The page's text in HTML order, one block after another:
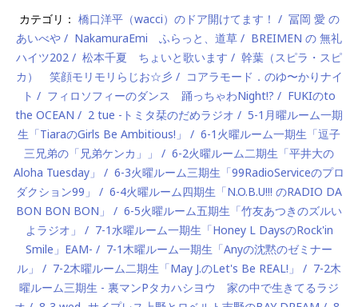
カテゴリ： 橋口洋平（wacci）のドア開けてます！
冨岡 愛 の
あいべや
NakamuraEmi ふらっと、道草
BREIMEN の 無礼
ハイツ202
松本千夏 ちょいと歌います
幹葉（スピラ・スピ
カ） 笑顔モリモリらじお☆彡
コアラモード．のゆ〜かりナイ
ト
フィロソフィーのダンス 踊っちゃわNight!?
FUKIのto
the OCEAN
2 tue -トミタ栞のだめラジオ
5-1月曜ルーム一期
生「TiaraのGirls Be Ambitious!」
6-1火曜ルーム一期生「逗子
三兄弟の「兄弟ケンカ」」
6-2火曜ルーム二期生「平井大の
Aloha Tuesday」
6-3火曜ルーム三期生「99RadioServiceのプロ
ダクション99」
6-4火曜ルーム四期生「N.O.B.U!!! のRADIO DA
BON BON BON」
6-5火曜ルーム五期生「竹友あつきのズルい
よラジオ」
7-1水曜ルーム一期生「Honey L DaysのRock'in
Smile」EAM-
7-1木曜ルーム一期生「Anyの沈黙のゼミナー
ル」
7-2木曜ルーム二期生「May J.のLet's Be REAL!」
7-2木
曜ルーム三期生 - 裏マンPタカハシヨウ 家の中で生きてるラジ